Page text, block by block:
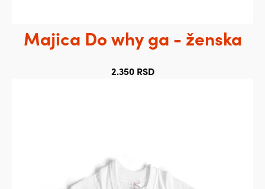
Majica Do why ga - ženska
2.350 RSD